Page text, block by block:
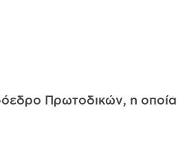
Πρωτοδικών, η